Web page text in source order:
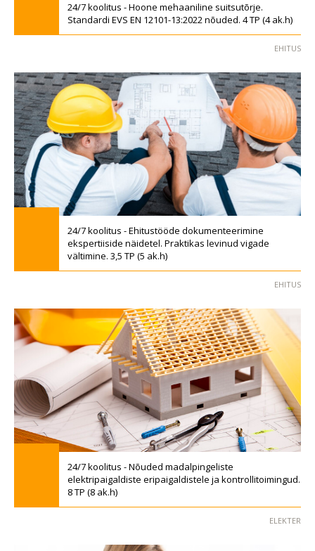
24/7 koolitus - Hoone mehaaniline suitsutõrje.
Standardi EVS EN 12101-13:2022 nõuded. 4 TP (4 ak.h)
EHITUS
24/7 koolitus - Ehitustööde dokumenteerimine
ekspertiiside näidetel. Praktikas levinud vigade
vältimine. 3,5 TP (5 ak.h)
EHITUS
24/7 koolitus - Nõuded madalpingeliste
elektripaigaldiste eripaigaldistele ja kontrollitoimingud.
8 TP (8 ak.h)
ELEKTER